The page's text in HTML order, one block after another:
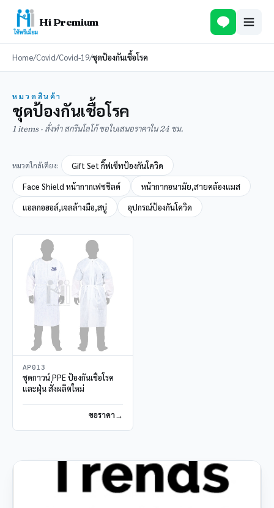
Hi Premium
Home/Covid/Covid-19/ชุดป้องกันเชื้อโรค
หมวดสินค้า
ชุดป้องกันเชื้อโรค
1 items · สั่งทำ สกรีนโลโก้ ขอใบเสนอราคาใน 24 ชม.
หมวดใกล้เคียง:
Gift Set กิ๊ฟเซ็ทป้องกันโควิด
Face Shield หน้ากากเฟซชิลด์
หน้ากากอนามัย,สายคล้องแมส
แอลกอฮอล์,เจลล้างมือ,สบู่
อุปกรณ์ป้องกันโควิด
AP013
ชุดกาวน์ PPE ป้องกันเชื้อโรค
และฝุ่น สั่งผลิตใหม่
ขอราคา